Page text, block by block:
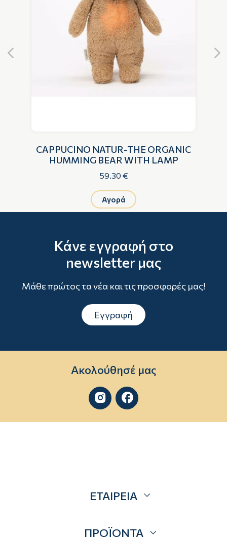
CAPPUCINO NATUR-THE ORGANIC
HUMMING BEAR WITH LAMP
59.30 €
Αγορά
Κάνε εγγραφή στο
newsletter μας
Μάθε πρώτος τα νέα και τις προσφορές μας!
Εγγραφή
Ακολούθησέ μας
 
ΕΤΑΙΡΕΙΑ
Επικοινωνία
ΠΡΟΪΟΝΤΑ